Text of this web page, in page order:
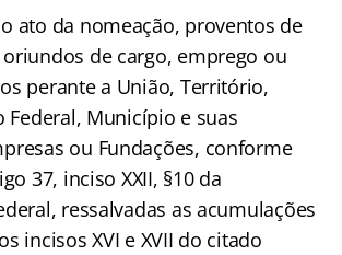
ato da nomeação, proventos de
de cargo, emprego ou
perante a União, Território,
Federal, Município e suas
ou Fundações, conforme
37, inciso XXII, §10 da
ressalvadas as acumulações
incisos XVI e XVII do citado